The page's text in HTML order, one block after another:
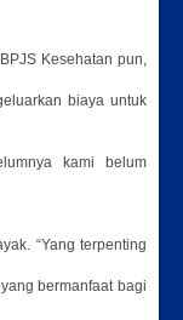
Kesehatan pun,
biaya untuk
kami belum
“Yang terpenting
bermanfaat bagi